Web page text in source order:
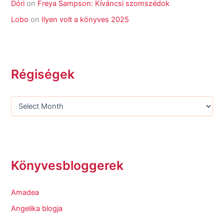
Dóri on Freya Sampson: Kíváncsi szomszédok
Lobo on Ilyen volt a könyves 2025
Régiségek
Könyvesbloggerek
Amadea
Angelika blogja